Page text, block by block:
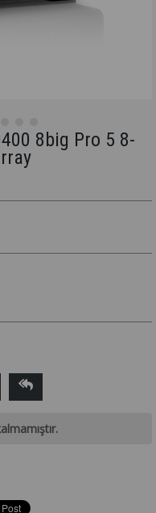
8big Pro 5 8-